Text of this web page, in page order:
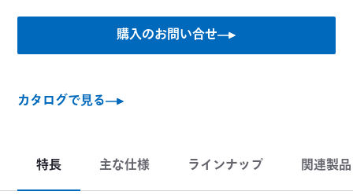
購入のお問い合せ
カタログで見る
特長 主な仕様 ラインナップ 関連製